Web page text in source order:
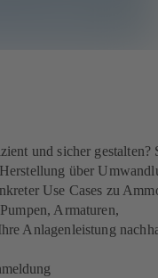
und sicher gestalten?
über
Use Cases zu
Armaturen,
Anlagenleistung